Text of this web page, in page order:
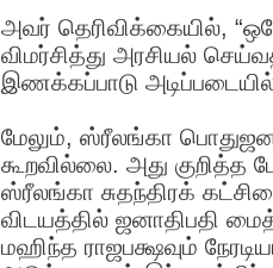
அவர் தெரிவிக்கையில்,
விமர்சித்து அரசியல்
இணக்கப்பாடு
மேலும், ஸ்ரீலங்கா
கூறவில்லை. அது குறித்த
ஸ்ரீலங்கா சுதந்திரக்
விடயத்தில் ஜனாதிபதி
மஹிந்த ராஜபக்ஷவும்